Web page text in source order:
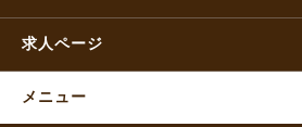
求人ページ
メニュー